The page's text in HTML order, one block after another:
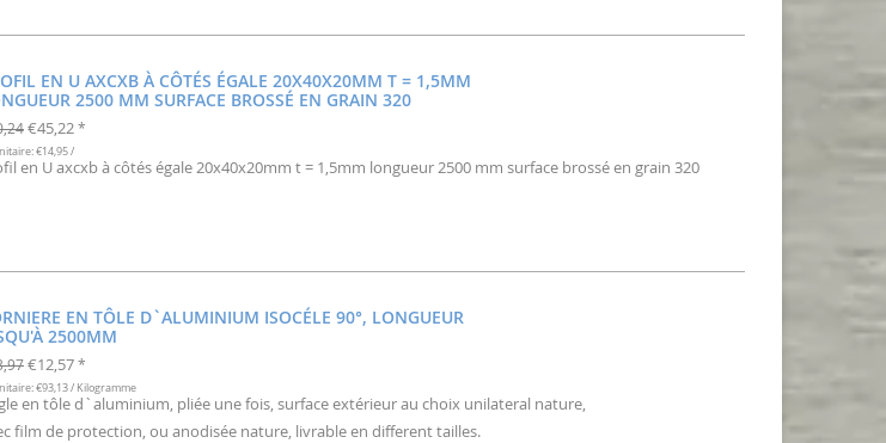
EN U AXCXB À CÔTÉS ÉGALE 20X40X20MM T = 1,5MM
2500 MM SURFACE BROSSÉ EN GRAIN 320
€45,22 *
€14,95 /
en U axcxb à côtés égale 20x40x20mm t = 1,5mm longueur 2500 mm surface brossé en grain 320
EN TÔLE D`ALUMINIUM ISOCÉLE 90°, LONGUEUR
2500MM
€12,57 *
€93,13 / Kilogramme
en tôle d`aluminium, pliée une fois, surface extérieur au choix unilateral nature,
film de protection, ou anodisée nature, livrable en different tailles.